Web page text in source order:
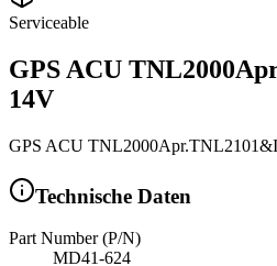
Serviceable
GPS ACU
14V
GPS ACU
Technische Daten
Part Number (P/N)
MD41-624